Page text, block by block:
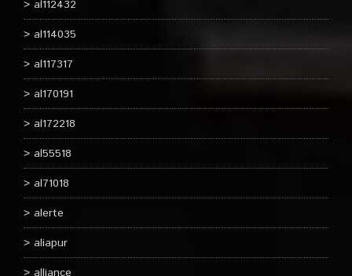
al112432
al114035
al117317
al170191
al172218
al55518
al71018
alerte
aliapur
alliance